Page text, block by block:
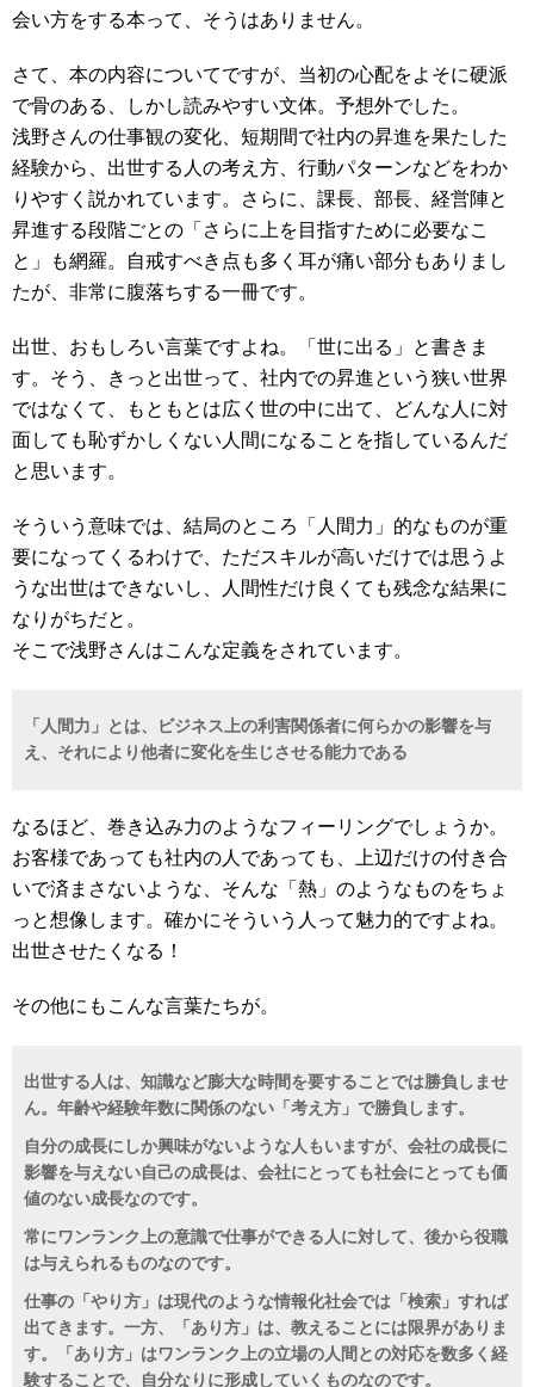
会い方をする本って、そうはありません。
さて、本の内容についてですが、当初の心配をよそに硬派
で骨のある、しかし読みやすい文体。予想外でした。
浅野さんの仕事観の変化、短期間で社内の昇進を果たした
経験から、出世する人の考え方、行動パターンなどをわか
りやすく説かれています。さらに、課長、部長、経営陣と
昇進する段階ごとの「さらに上を目指すために必要なこ
と」も網羅。自戒すべき点も多く耳が痛い部分もありまし
たが、非常に腹落ちする一冊です。
出世、おもしろい言葉ですよね。「世に出る」と書きま
す。そう、きっと出世って、社内での昇進という狭い世界
ではなくて、もともとは広く世の中に出て、どんな人に対
面しても恥ずかしくない人間になることを指しているんだ
と思います。
そういう意味では、結局のところ「人間力」的なものが重
要になってくるわけで、ただスキルが高いだけでは思うよ
うな出世はできないし、人間性だけ良くても残念な結果に
なりがちだと。
そこで浅野さんはこんな定義をされています。
「人間力」とは、ビジネス上の利害関係者に何らかの影響を与
え、それにより他者に変化を生じさせる能力である
なるほど、巻き込み力のようなフィーリングでしょうか。
お客様であっても社内の人であっても、上辺だけの付き合
いで済まさないような、そんな「熱」のようなものをちょ
っと想像します。確かにそういう人って魅力的ですよね。
出世させたくなる！
その他にもこんな言葉たちが。
出世する人は、知識など膨大な時間を要することでは勝負しませ
ん。年齢や経験年数に関係のない「考え方」で勝負します。
自分の成長にしか興味がないような人もいますが、会社の成長に
影響を与えない自己の成長は、会社にとっても社会にとっても価
値のない成長なのです。
常にワンランク上の意識で仕事ができる人に対して、後から役職
は与えられるものなのです。
仕事の「やり方」は現代のような情報化社会では「検索」すれば
出てきます。一方、「あり方」は、教えることには限界がありま
す。「あり方」はワンランク上の立場の人間との対応を数多く経
験することで、自分なりに形成していくものなのです。